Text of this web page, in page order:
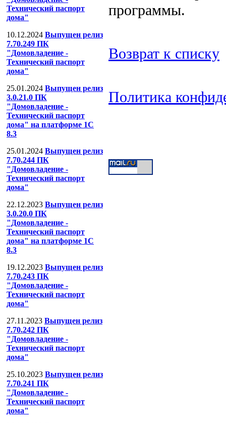
Технический паспорт
дома"
10.12.2024 Выпущен релиз
7.70.249 ПК
"Домовладение -
Технический паспорт
дома"
25.01.2024 Выпущен релиз
3.0.21.0 ПК
"Домовладение -
Технический паспорт
дома" на платформе 1С
8.3
25.01.2024 Выпущен релиз
7.70.244 ПК
"Домовладение -
Технический паспорт
дома"
22.12.2023 Выпущен релиз
3.0.20.0 ПК
"Домовладение -
Технический паспорт
дома" на платформе 1С
8.3
19.12.2023 Выпущен релиз
7.70.243 ПК
"Домовладение -
Технический паспорт
дома"
27.11.2023 Выпущен релиз
7.70.242 ПК
"Домовладение -
Технический паспорт
дома"
25.10.2023 Выпущен релиз
7.70.241 ПК
"Домовладение -
Технический паспорт
дома"
программы.
Возврат к списку
Политика